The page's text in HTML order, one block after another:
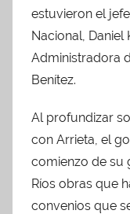
estuvieron el
Nacional, Daniel
Administradora
Benítez.
Al profundizar
con Arrieta, el
comienzo de su
Ríos obras que
convenios que